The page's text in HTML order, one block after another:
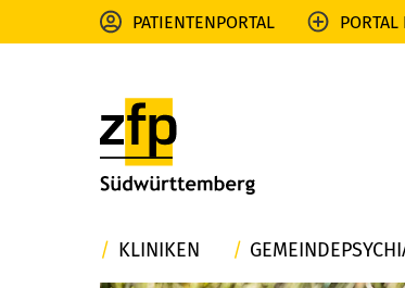
PATIENTENPORTAL
KLINIKEN